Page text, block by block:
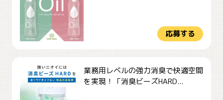
応募する
業務用レベルの強力消臭で快適空間
を実現！「消臭ビーズHARD...